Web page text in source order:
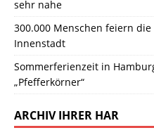
sehr nahe
300.000 Menschen feiern
Innenstadt
Sommerferienzeit in
„Pfefferkörner“
ARCHIV IHRER HAR